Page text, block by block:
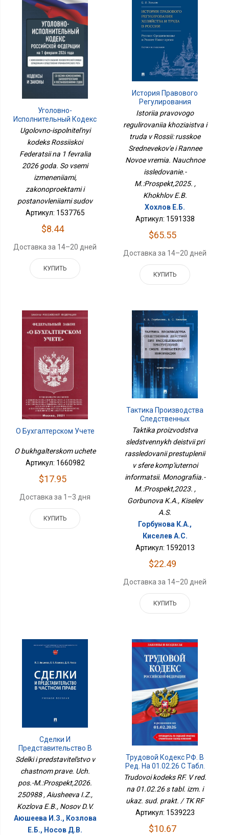
Уголовно-
Исполнительный Кодекс
Российской Федерации
На 1 Февраля 2026 Года.
Со Всеми Изменениями,
Законопроектами И
Постановлениями Судов
Ugolovno-ispolnitel'nyi
kodeks Rossiiskoi
Federatsii na 1 fevralia
2026 goda. So vsemi
izmeneniiami,
zakonoproektami i
postanovleniiami sudov
Артикул: 1537765
$8.44
Доставка за 14–20 дней
КУПИТЬ
История Правового
Регулирования
Хозяйства И Труда В
России: Русское
Средневековье И
Раннее Новое Время.
Научное Исследование.-
М.:Проспект,2025.
Istoriia pravovogo
regulirovaniia khoziaistva i
truda v Rossii: russkoe
Srednevekov'e i Rannee
Novoe vremia. Nauchnoe
issledovanie.-
M.:Prospekt,2025. ,
Khokhlov E.B.
Хохлов Е.Б.
Артикул: 1591338
$65.55
Доставка за 14–20 дней
КУПИТЬ
О Бухгалтерском Учете
O bukhgalterskom uchete
Артикул: 1660982
$17.95
Доставка за 1–3 дня
КУПИТЬ
Тактика Производства
Следственных
Действий При
Расследовании
Преступлений В Сфере
Компьютерной
Информации.
Монография.-
М.:Проспект,2023.
Taktika proizvodstva
sledstvennykh deistvii pri
rassledovanii prestuplenii
v sfere komp'iuternoi
informatsii. Monografiia.-
M.:Prospekt,2023. ,
Gorbunova K.A., Kiselev
A.S.
Горбунова К.А.,
Киселев А.С.
Артикул: 1592013
$22.49
Доставка за 14–20 дней
КУПИТЬ
Сделки И
Представительство В
Частном Праве. Уч. Пос.-
М.:Проспект,2026.
250988
Sdelki i predstavitel'stvo v
chastnom prave. Uch.
pos.-M.:Prospekt,2026.
250988 , Aiusheeva I.Z.,
Kozlova E.B., Nosov D.V.
Аюшеева И.З., Козлова
Е.Б., Носов Д.В.
Трудовой Кодекс РФ. В
Ред. На 01.02.26 С Табл.
Изм. И Указ. Суд. Практ. /
Trudovoi kodeks RF. V red.
na 01.02.26 s tabl. izm. i
ukaz. sud. prakt. / TK RF
Артикул: 1539223
$10.67